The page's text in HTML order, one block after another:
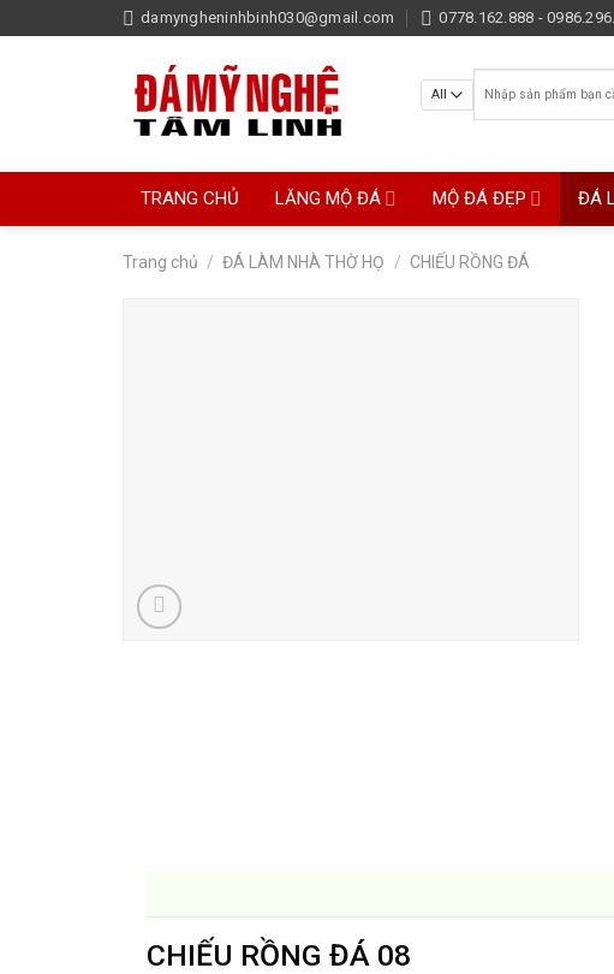
to
damyngheninhbinh030@gmail.com 0778.162.888 -
Tìm
kiếm:
TRANG CHỦ LĂNG MỘ ĐÁ MỘ ĐÁ ĐẸP ĐÁ
Trang chủ / ĐÁ LÀM NHÀ THỜ HỌ / CHIẾU RỒNG ĐÁ
CHIẾU RỒNG ĐÁ 08